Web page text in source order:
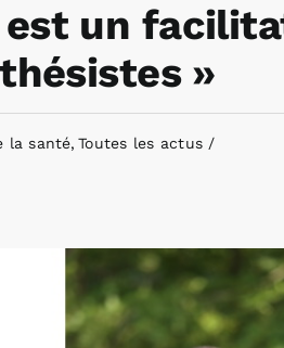
est un
»
la santé Toutes les actus